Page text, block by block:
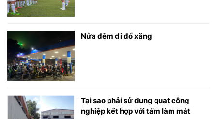
Nửa đêm đi đổ xăng
Tại sao phải sử dụng quạt công
nghiệp kết hợp với tấm làm mát